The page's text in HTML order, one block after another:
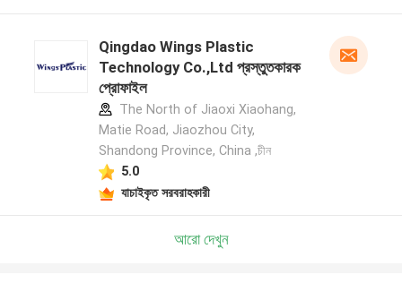
Qingdao Wings Plastic
Technology Co.,Ltd প্রস্তুতকারক
প্রোফাইল
The North of Jiaoxi Xiaohang,
Matie Road, Jiaozhou City,
Shandong Province, China ,চীন
5.0
যাচাইকৃত সরবরাহকারী
আরো দেখুন